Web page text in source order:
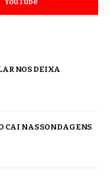
NOS DEIXA
CAI NAS SONDAGENS